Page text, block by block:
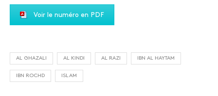
Voir le numéro en PDF
AL GHAZALI AL KINDI AL RAZI IBN AL HAYTAM
IBN ROCHD ISLAM